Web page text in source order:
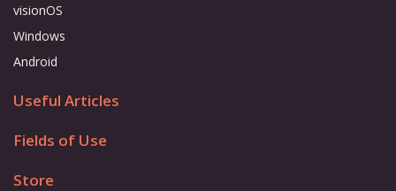
visionOS
Windows
Android
Useful Articles
Fields of Use
Store